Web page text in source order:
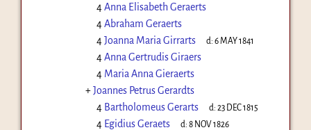
4Anna Elisabeth Geraerts
4Abraham Geraerts
4Joanna Maria Girrarts d:6 MAY 1841
4Anna Gertrudis Giraers
4 Maria Anna Gieraerts
+Joannes Petrus Gerardts
4 Bartholomeus Gerarts d:23 DEC 1815
4 Egidius Geraets d:8 NOV 1826